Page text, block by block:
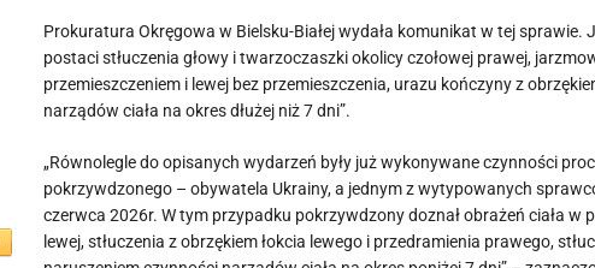
Prokuratura Okręgowa w Bielsku-Białej wydała komunikat w tej
postaci stłuczenia głowy i twarzoczaszki okolicy czołowej prawej,
przemieszczeniem i lewej bez przemieszczenia, urazu kończyny z
narządów ciała na okres dłużej niż 7 dni”.
„Równolegle do opisanych wydarzeń były już wykonywane czynności
pokrzywdzonego – obywatela Ukrainy, a jednym z wytypowanych
czerwca 2026r. W tym przypadku pokrzywdzony doznał obrażeń ciała w
lewej, stłuczenia z obrzękiem łokcia lewego i przedramienia prawego,